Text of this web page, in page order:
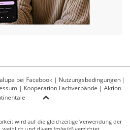
bei Facebook | Nutzungsbedingungen |
| Kooperation Fachverbände | Aktion
wird auf die gleichzeitige Verwendung der